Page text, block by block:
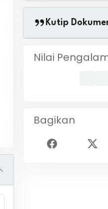
Kutip
Nilai
Bagikan